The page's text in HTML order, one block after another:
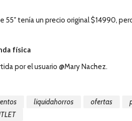
55″ tenía un precio original $14990,
física
por el usuario @Mary Nachez.
liquidahorros ofertas